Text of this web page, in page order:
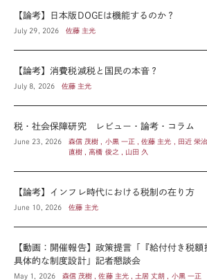
【論考】日本版DOGEは機能するのか？
July 29, 2026 佐藤 主光
【論考】消費税減税と国民の本音？
July 8, 2026 佐藤 主光
税・社会保障研究 レビュー・論考・コラム
June 23, 2026
森信 茂樹 , 小黒 一正 , 佐藤 主光 , 田近 栄
直樹 , 高橋 俊之 , 山田 久
【論考】インフレ時代における税制の在り方
June 10, 2026 佐藤 主光
【動画：開催報告】政策提言「『給付付き税
具体的な制度設計」記者懇談会
May 1, 2026 森信 茂樹 , 佐藤 主光 , 土居 丈朗 , 小黒 一正